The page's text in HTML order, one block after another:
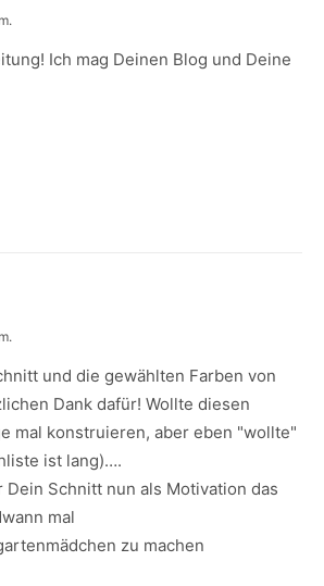
Ich mag Deinen Blog und Deine
und die gewählten Farben von
Dank dafür! Wollte diesen
mal konstruieren, aber eben "wollte"
ist lang)….
Schnitt nun als Motivation das
mal
zu machen